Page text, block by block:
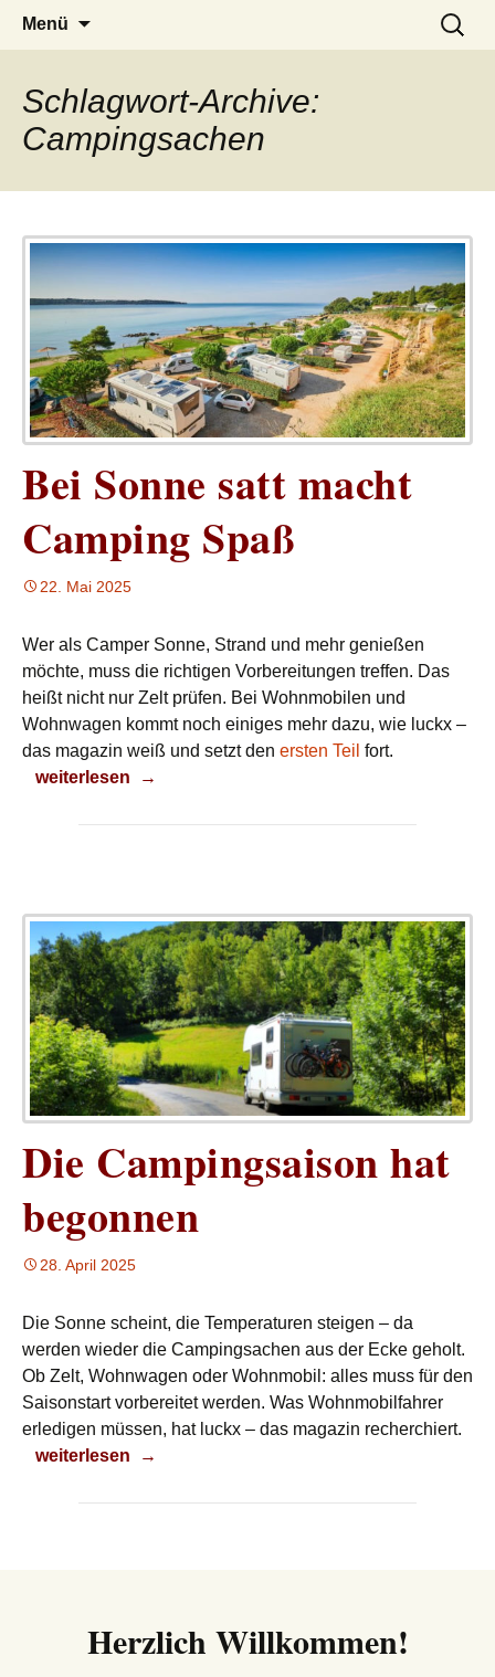
LUCKX
– das Magazin
Menü
Suchen
nach:
Schlagwort-Archive:
Campingsachen
Bei Sonne satt macht
Camping Spaß
22. Mai 2025
Wer als Camper Sonne, Strand und mehr genießen
möchte, muss die richtigen Vorbereitungen treffen. Das
heißt nicht nur Zelt prüfen. Bei Wohnmobilen und
Wohnwagen kommt noch einiges mehr dazu, wie luckx –
das magazin weiß und setzt den ersten Teil fort.
Bei Sonne satt macht Camping Spaß
weiterlesen →
Die Campingsaison hat
begonnen
28. April 2025
Die Sonne scheint, die Temperaturen steigen – da
werden wieder die Campingsachen aus der Ecke geholt.
Ob Zelt, Wohnwagen oder Wohnmobil: alles muss für den
Saisonstart vorbereitet werden. Was Wohnmobilfahrer
erledigen müssen, hat luckx – das magazin recherchiert.
Die Campingsaison hat begonnen
weiterlesen →
Herzlich Willkommen!